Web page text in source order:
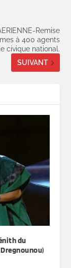
Remise
à 400 agents
civique national.
SUIVANT
du